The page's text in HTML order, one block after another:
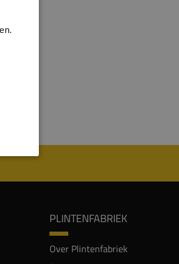
PLINTENFABRIEK
Over Plintenfabriek